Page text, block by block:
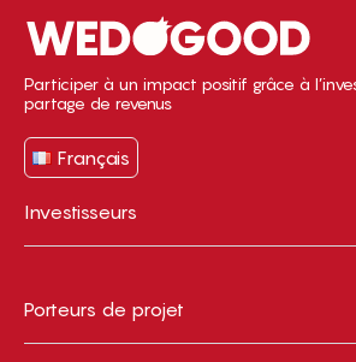
Participer à un impact positif grâce à
partage de revenus
Français
Investisseurs
Porteurs de projet